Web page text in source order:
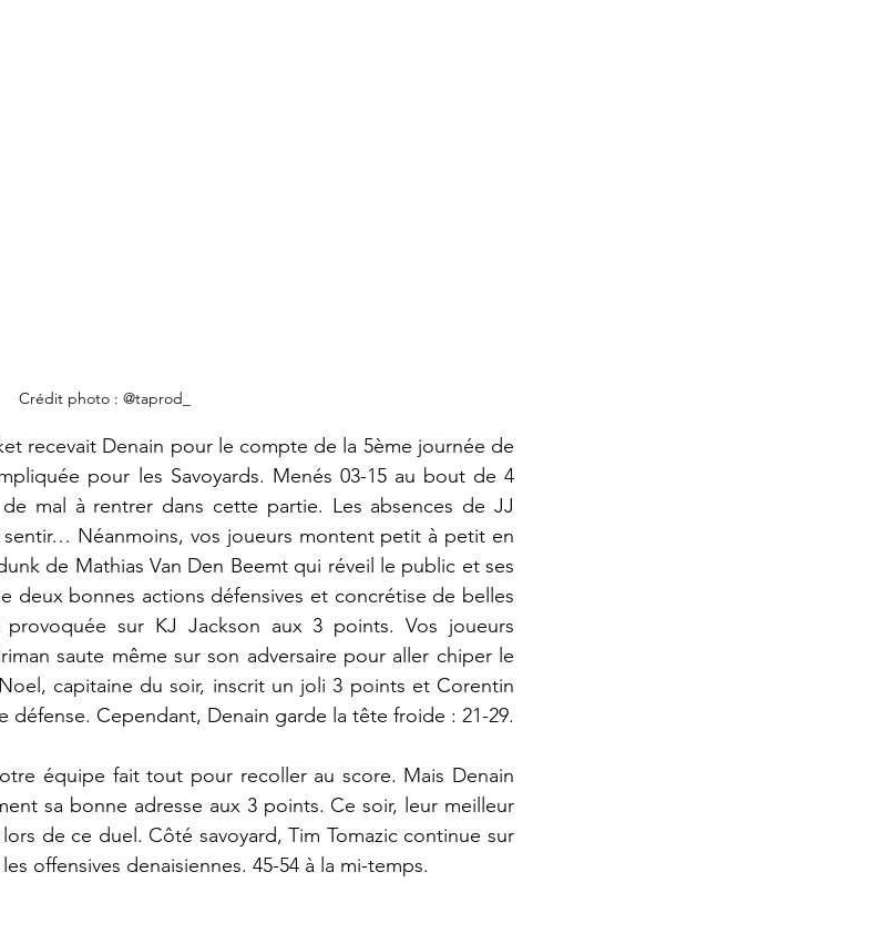
Crédit photo : @taprod_
recevait Denain pour le compte de la 5ème journée de
pour les Savoyards. Menés 03-15 au bout de 4
mal à rentrer dans cette partie. Les absences de JJ
sentir… Néanmoins, vos joueurs montent petit à petit en
de Mathias Van Den Beemt qui réveil le public et ses
deux bonnes actions défensives et concrétise de belles
sur KJ Jackson aux 3 points. Vos joueurs
saute même sur son adversaire pour aller chiper le
capitaine du soir, inscrit un joli 3 points et Corentin
défense. Cependant, Denain garde la tête froide : 21-29.
équipe fait tout pour recoller au score. Mais Denain
sa bonne adresse aux 3 points. Ce soir, leur meilleur
de ce duel. Côté savoyard, Tim Tomazic continue sur
offensives denaisiennes. 45-54 à la mi-temps.